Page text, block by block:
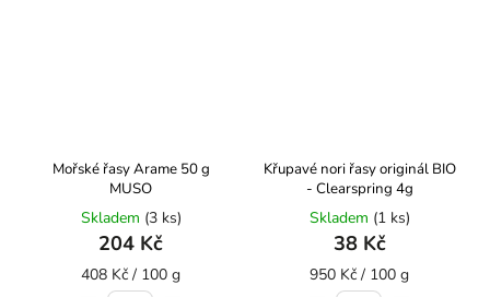
Mořské řasy Arame 50 g
MUSO
Skladem (3 ks)
204 Kč
408 Kč / 100 g
Křupavé nori řasy originál BIO
- Clearspring 4g
Skladem (1 ks)
38 Kč
950 Kč / 100 g